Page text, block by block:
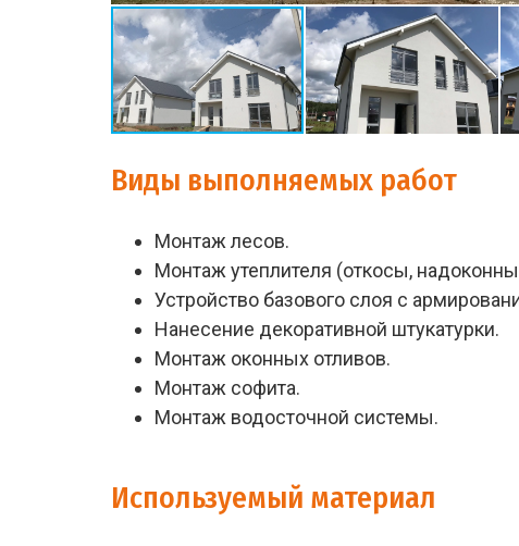
Виды выполняемых работ
Монтаж лесов.
Монтаж утеплителя (откосы,
Устройство базового слоя с
Нанесение декоративной штукатурки.
Монтаж оконных отливов.
Монтаж софита.
Монтаж водосточной системы.
Используемый материал